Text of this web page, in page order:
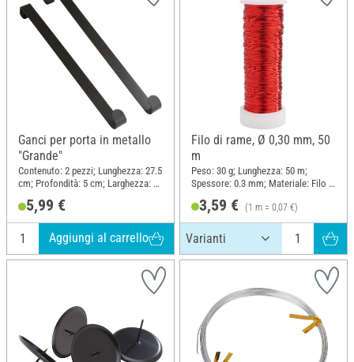
Ganci per porta in metallo
"Grande"
Contenuto: 2 pezzi; Lunghezza: 27.5
cm; Profondità: 5 cm; Larghezza: 2
5,99 €
Aggiungi al carrello
Filo di rame, Ø 0,30 mm, 50
m
Peso: 30 g; Lunghezza: 50 m;
Spessore: 0.3 mm; Materiale: Filo di
3,59 € (1 m = 0,07 €)